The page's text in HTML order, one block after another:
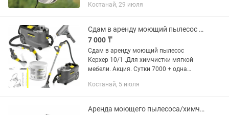
заказать аренду в любое время 24/7 С
просто...
Костанай, 29 июля
Сдам в аренду моющий пылесос Керхер 10/1.
7 000 ₸
Сдам в аренду моющий пылесос
Керхер 10/1 .Для химчистки мягкой
мебели. Акция. Сутки 7000 + одна
Дополнительно одна заправка химии
Расскажем все...
Костанай, 5 июля
Аренда моющего пылесоса/химчистка/пылесос